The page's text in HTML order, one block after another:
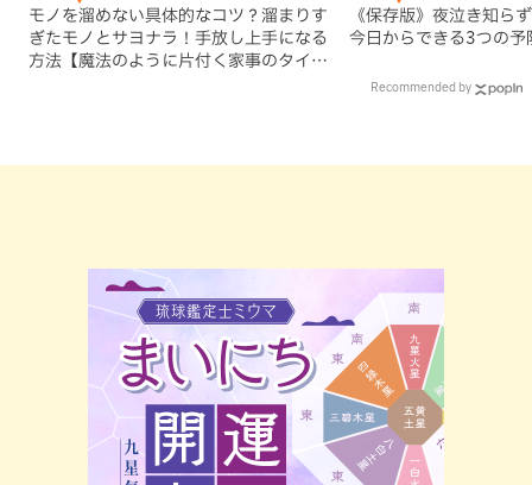
モノを溜めない具体的なコツ？溜まりす
ぎたモノとサヨナラ！手放し上手になる
方法【魔法のように片付く家事のタイ
《保存版》夜泣き知ら
今日からできる3つの予
Recommended by